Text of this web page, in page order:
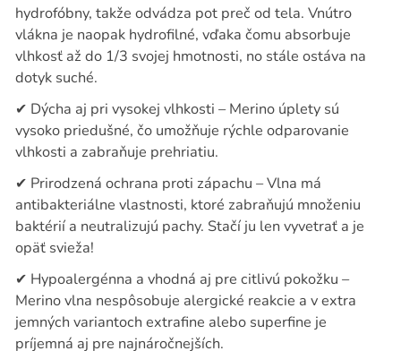
hydrofóbny, takže odvádza pot preč od tela. Vnútro
vlákna je naopak hydrofilné, vďaka čomu absorbuje
vlhkosť až do 1/3 svojej hmotnosti, no stále ostáva na
dotyk suché.
✔ Dýcha aj pri vysokej vlhkosti – Merino úplety sú
vysoko priedušné, čo umožňuje rýchle odparovanie
vlhkosti a zabraňuje prehriatiu.
✔ Prirodzená ochrana proti zápachu – Vlna má
antibakteriálne vlastnosti, ktoré zabraňujú množeniu
baktérií a neutralizujú pachy. Stačí ju len vyvetrať a je
opäť svieža!
✔ Hypoalergénna a vhodná aj pre citlivú pokožku –
Merino vlna nespôsobuje alergické reakcie a v extra
jemných variantoch extrafine alebo superfine je
príjemná aj pre najnáročnejších.